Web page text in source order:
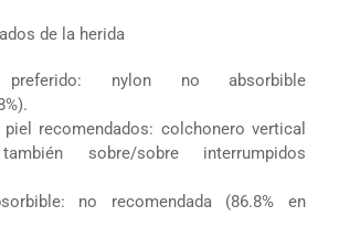
de la herida
preferido: nylon no absorbible
recomendados: colchonero vertical
sobre/sobre interrumpidos
no recomendada (86.8% en